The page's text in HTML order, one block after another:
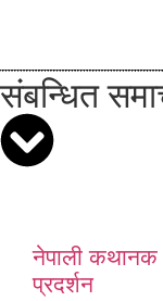
संबन्धित
नेपाली कथानक
प्रदर्शन